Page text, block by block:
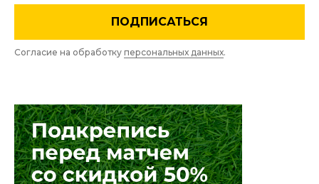
ПОДПИСАТЬСЯ
Согласие на обработку персональных данных.